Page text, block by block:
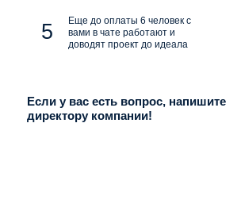
Еще до оплаты 6 человек с
вами в чате работают и
доводят проект до идеала
Если у вас есть вопрос, напишите
директору компании!